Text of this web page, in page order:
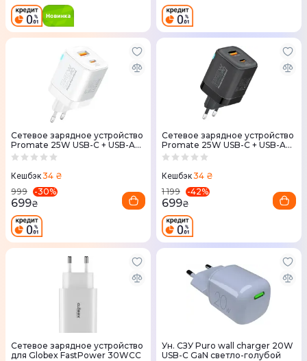
Сетевое зарядное устройство
Promate 25W USB-C + USB-A
(powerport-25ac.white) белый
Кешбэк34 ₴
999
-30%
699₴
Сетевое зарядное устройство
Promate 25W USB-C + USB-A
(powerport-25ac.black) черный
Кешбэк34 ₴
1 199
-42%
699₴
Сетевое зарядное устройство
для Globex FastPower 30WCC
Ун. СЗУ Puro wall charger 20W
USB-C GaN светло-голубой